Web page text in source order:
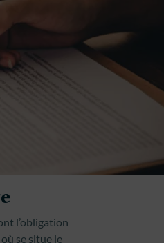
l’obligation
se situe le